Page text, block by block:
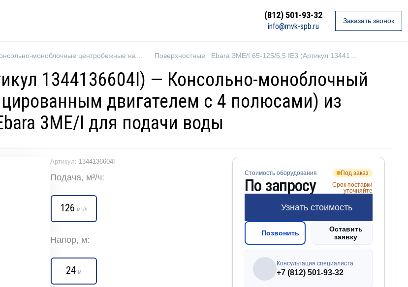
(812) 501-93-32
info@mvk-spb.ru
Заказать звонок
Поверхностные
1344136604I) — Консольно-моноблочный
двигателем с 4 полюсами) из
3ME/I для подачи воды
Артикул: 1344136604I
Подача, м³/ч:
126 м³/ч
Напор, м:
24 м
Стоимость оборудования
По запросу
Под заказ
Срок поставки
уточняйте
Узнать стоимость
Позвонить
Оставить
заявку
Консультация специалиста
+7 (812) 501-93-32